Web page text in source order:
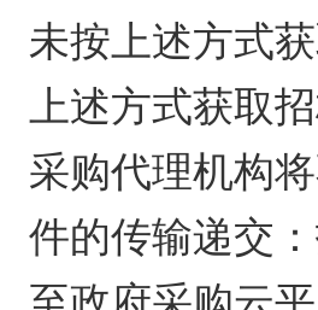
未按上述方式
上述方式获取
采购代理机构
件的传输递交